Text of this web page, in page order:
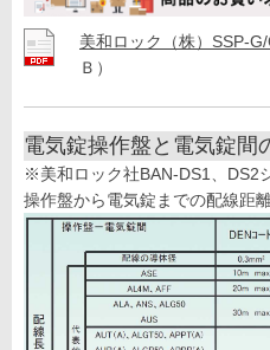
美和ロック（株）SSP-
Ｂ）
電気錠操作盤と電気錠間
※美和ロック社BAN-DS1、DS2
操作盤から電気錠までの配線距